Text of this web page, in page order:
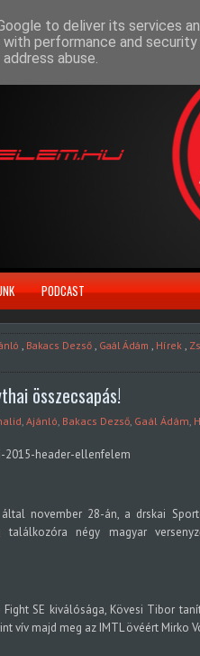
PODCAST
, Bakacs Dezső , Gaál Ádám , Hírek ,
összecsapás!
, Ajánló, Bakacs Dezső, Gaál Ádám,
november 28-án, a drskai
találkozóra négy magyar
SE kiválósága, Kövesi Tibor
vív majd meg az IMTL övéért Mirko
to deliver its services
with performance and
abuse.